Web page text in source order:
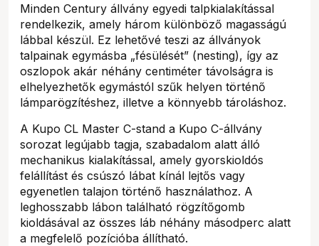
Minden Century állvány egyedi talpkialakítással
rendelkezik, amely három különböző magasságú
lábbal készül. Ez lehetővé teszi az állványok
talpainak egymásba „fésülését” (nesting), így az
oszlopok akár néhány centiméter távolságra is
elhelyezhetők egymástól szűk helyen történő
lámparögzítéshez, illetve a könnyebb tároláshoz.
A Kupo CL Master C-stand a Kupo C-állvány
sorozat legújabb tagja, szabadalom alatt álló
mechanikus kialakítással, amely gyorskioldós
felállítást és csúszó lábat kínál lejtős vagy
egyenetlen talajon történő használathoz. A
leghosszabb lábon található rögzítőgomb
kioldásával az összes láb néhány másodperc alatt
a megfelelő pozícióba állítható.